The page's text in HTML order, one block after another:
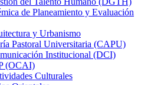
de Planeamiento y Evaluación
y Urbanismo
Pastoral Universitaria (CAPU)
Institucional (DCI)
(OCAI)
Culturales